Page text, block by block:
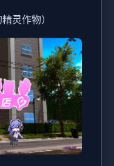
灵作物）